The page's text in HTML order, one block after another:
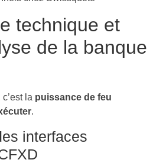
technique et
de la banque
la puissance de feu
.
interfaces